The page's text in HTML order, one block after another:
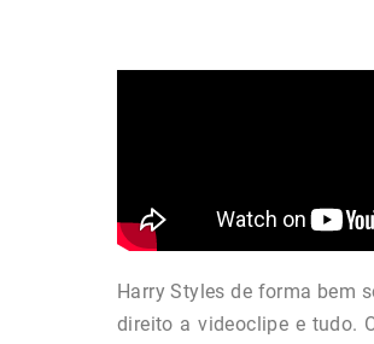
Harry Styles de forma bem
direito a videoclipe e tudo.